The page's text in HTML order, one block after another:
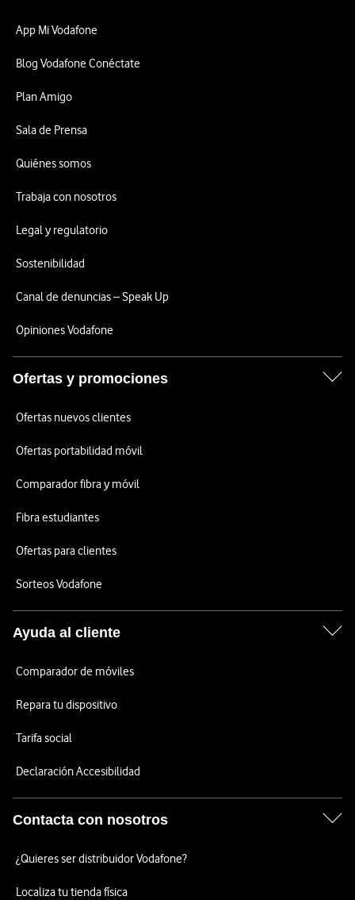
App Mi Vodafone
Blog Vodafone Conéctate
Plan Amigo
Sala de Prensa
Quiénes somos
Trabaja con nosotros
Legal y regulatorio
Sostenibilidad
Canal de denuncias – Speak Up
Opiniones Vodafone
Ofertas y promociones
Ofertas nuevos clientes
Ofertas portabilidad móvil
Comparador fibra y móvil
Fibra estudiantes
Ofertas para clientes
Sorteos Vodafone
Ayuda al cliente
Comparador de móviles
Repara tu dispositivo
Tarifa social
Declaración Accesibilidad
Contacta con nosotros
¿Quieres ser distribuidor Vodafone?
Localiza tu tienda física